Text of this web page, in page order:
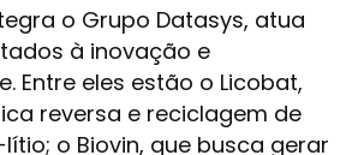
o Grupo Datasys, atua
à inovação e
Entre eles estão o Licobat,
reversa e reciclagem de
o Biovin, que busca gerar